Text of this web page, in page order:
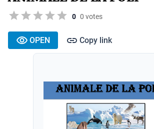
0 0 votes
OPEN Copy link